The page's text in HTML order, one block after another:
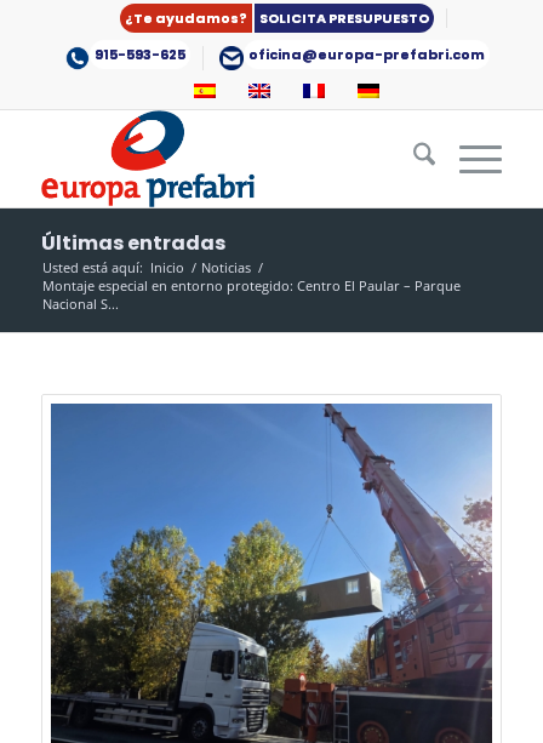
¿Te ayudamos?
SOLICITA PRESUPUESTO
915-593-625
oficina@europa-prefabri.com
Últimas entradas
Usted está aquí: Inicio / Noticias /
Montaje especial en entorno protegido: Centro El Paular – Parque
Nacional S...